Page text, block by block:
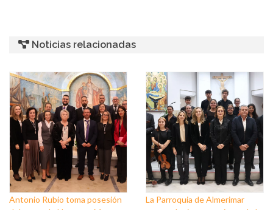
Noticias relacionadas
Antonio Rubio toma posesión
La Parroquia de Almerimar